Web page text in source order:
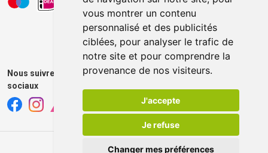
vous montrer un contenu
personnalisé et des publicités
ciblées, pour analyser le trafic de
notre site et pour comprendre la
provenance de nos visiteurs.
J'accepte
Je refuse
Changer mes préférences
Retrait en casiers extérieurs
Nous suivre sur les réseaux
sociaux